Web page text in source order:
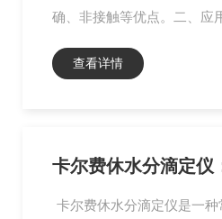
确、非接触等优点。二、应
查看详情
卡尔费休水分滴定仪
卡尔费休水分滴定仪是一